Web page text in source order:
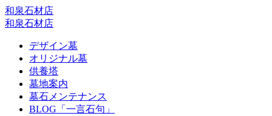
和泉石材店
和泉石材店
デザイン墓
オリジナル墓
供養塔
墓地案内
墓石メンテナンス
BLOG「一言石句」